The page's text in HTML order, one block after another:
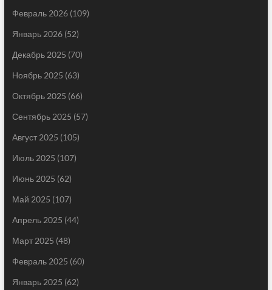
Февраль 2026(109)
Январь 2026(52)
Декабрь 2025 (70)
Ноябрь 2025 (63)
Октябрь 2025 (66)
Сентябрь 2025 (57)
Август 2025 (105)
Июль 2025 (107)
Июнь 2025 (62)
Май 2025 (107)
Апрель 2025 (44)
Март 2025 (48)
Февраль 2025 (60)
Январь 2025 (62)